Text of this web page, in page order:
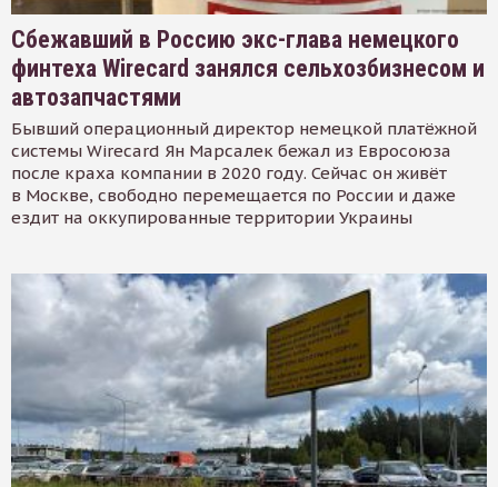
Сбежавший в Россию экс-глава немецкого
финтеха Wirecard занялся сельхозбизнесом и
автозапчастями
Бывший операционный директор немецкой платёжной
системы Wirecard Ян Марсалек бежал из Евросоюза
после краха компании в 2020 году. Сейчас он живёт
в Москве, свободно перемещается по России и даже
ездит на оккупированные территории Украины